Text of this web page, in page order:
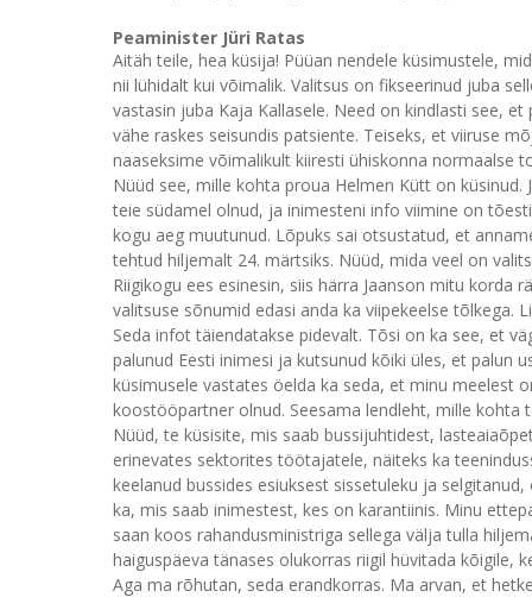
Peaminister Jüri Ratas
Aitäh teile, hea küsija! Püüan nendele küsimustele,
nii lühidalt kui võimalik. Valitsus on fikseerinud juba
vastasin juba Kaja Kallasele. Need on kindlasti see,
vähe raskes seisundis patsiente. Teiseks, et viiruse
naaseksime võimalikult kiiresti ühiskonna normaalse
Nüüd see, mille kohta proua Helmen Kütt on
teie südamel olnud, ja inimesteni info viimine on
kogu aeg muutunud. Lõpuks sai otsustatud, et
tehtud hiljemalt 24. märtsiks. Nüüd, mida veel on
Riigikogu ees esinesin, siis härra Jaanson mitu korda
valitsuse sõnumid edasi anda ka viipekeelse tõlkega.
Seda infot täiendatakse pidevalt. Tõsi on ka see, et
palunud Eesti inimesi ja kutsunud kõiki üles, et palun
küsimusele vastates öelda ka seda, et minu meelest
koostööpartner olnud. Seesama lendleht, mille
Nüüd, te küsisite, mis saab bussijuhtidest,
erinevates sektorites töötajatele, näiteks ka
keelanud bussides esiuksest sissetuleku ja
ka, mis saab inimestest, kes on karantiinis. Minu
saan koos rahandusministriga sellega välja tulla
haiguspäeva tänases olukorras riigil hüvitada kõigile,
Aga ma rõhutan, seda erandkorras. Ma arvan, et